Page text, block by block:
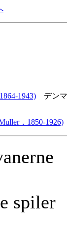
1943) デン
，1850-1926)
spiler